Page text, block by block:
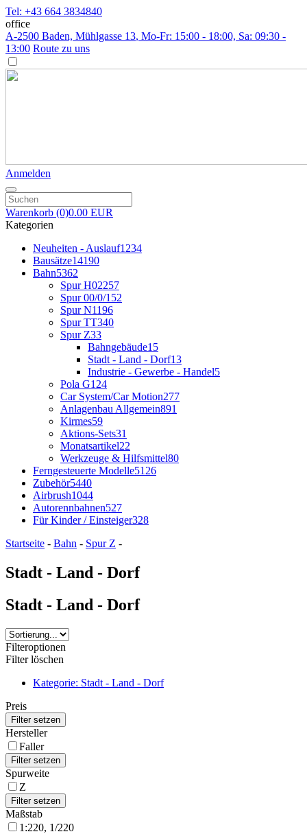
Tel: +43 664 3834840
office
A-2500 Baden, Mühlgasse 13, Mo-Fr: 15:00 - 18:00, Sa: 09:30 -
13:00 Route zu uns
Anmelden
Warenkorb (0)0.00 EUR
Kategorien
Neuheiten - Auslauf1234
Bausätze14190
Bahn5362
Spur H02257
Spur 00/0/1 52
Spur N1196
Spur TT340
Spur Z33
Bahngebäude15
Stadt - Land - Dorf13
Industrie - Gewerbe - Handel5
Pola G124
Car System/Car Motion277
Anlagenbau Allgemein891
Kirmes59
Aktions-Sets31
Monatsartikel22
Werkzeuge & Hilfsmittel80
Ferngesteuerte Modelle5126
Zubehör5440
Airbrush1044
Autorennbahnen527
Für Kinder / Einsteiger328
Startseite - Bahn - Spur Z -
Stadt - Land - Dorf
Stadt - Land - Dorf
Filteroptionen
Filter löschen
Kategorie: Stadt - Land - Dorf
Preis
Hersteller
Faller
Spurweite
Z
Maßstab
1:220, 1/220